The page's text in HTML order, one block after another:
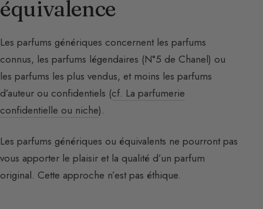
équivalence
Les parfums génériques concernent les parfums
connus, les parfums légendaires (N°5 de Chanel) ou
les parfums les plus vendus, et moins les parfums
d’auteur ou confidentiels (cf. La parfumerie
confidentielle ou niche).
Les parfums génériques ou équivalents ne pourront pas
vous apporter le plaisir et la qualité d’un parfum
original. Cette approche n’est pas éthique.